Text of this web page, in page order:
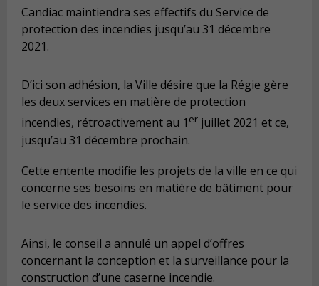
Candiac maintiendra ses effectifs du Service de
protection des incendies jusqu’au 31 décembre
2021.
D’ici son adhésion, la Ville désire que la Régie gère
les deux services en matière de protection
incendies, rétroactivement au 1 er juillet 2021 et ce,
jusqu’au 31 décembre prochain.
Cette entente modifie les projets de la ville en ce qui
concerne ses besoins en matière de bâtiment pour
le service des incendies.
Ainsi, le conseil a annulé un appel d’offres
concernant la conception et la surveillance pour la
construction d’une caserne incendie.